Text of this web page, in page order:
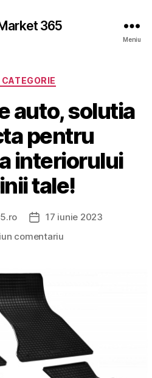
365
Meniu
Categorii
CATEGORIE
auto, solutia
pentru
interiorului
tale!
Dată
articol
17 iunie 2023
comentariula
protejarea
interiorului
masinii
tale!